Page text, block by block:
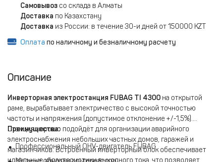
Самовывоз со склада в Алматы
Доставка по Казахстану
Доставка из России: в течение 30-и дней от 150000 KZT
Оплата по наличному и безналичному расчету
Описание
Инверторная электростанция FUBAG TI 4300 на открытой
раме, вырабатывает электричество с высокой точностью
частоты и напряжения (допустимое отклонение +/-1,5%).
Станция хорошо подойдёт для организации аварийного
электроснабжения небольших частных домов, гаражей и
магазинчиков. Встроенный инверторный блок обеспечивает
идеальные характеристики выходного тока, что позволяет
Преимущества:
Профессиональный OHV-двигатель FUBAG